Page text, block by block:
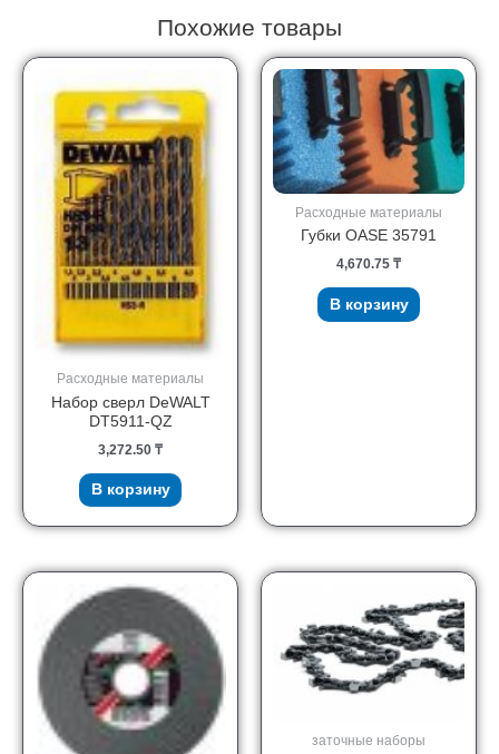
Похожие товары
Расходные материалы
Набор сверл DeWALT
DT5911-QZ
3,272.50 ₸
В корзину
Расходные материалы
Губки OASE 35791
4,670.75 ₸
В корзину
заточные наборы